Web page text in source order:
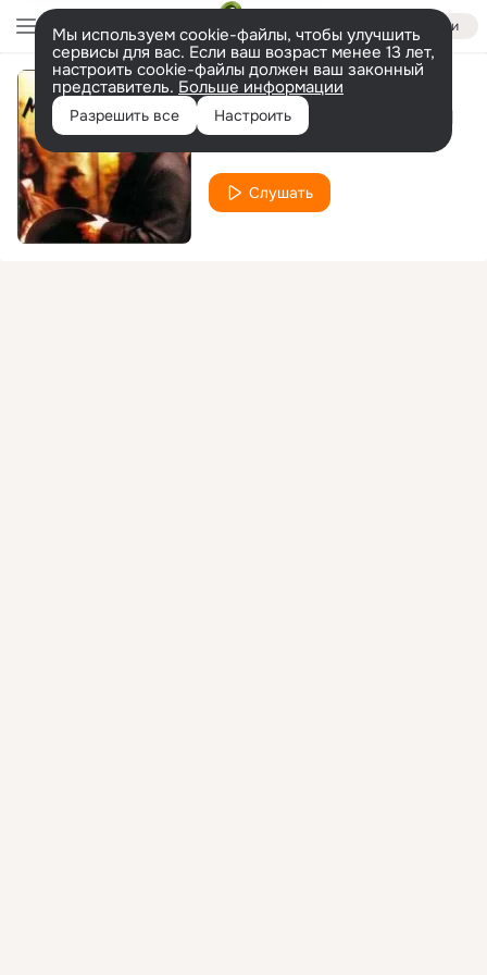
Войти
Мы используем cookie-файлы, чтобы улучшить
сервисы для вас. Если ваш возраст менее 13 лет,
настроить cookie-файлы должен ваш законный
представитель. Больше информации
Разрешить все Настроить
Same Kind of Crazy
Слушать